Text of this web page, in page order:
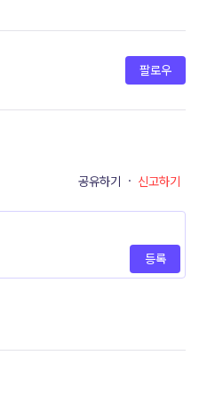
팔로우
공유하기 · 신고하기
등록